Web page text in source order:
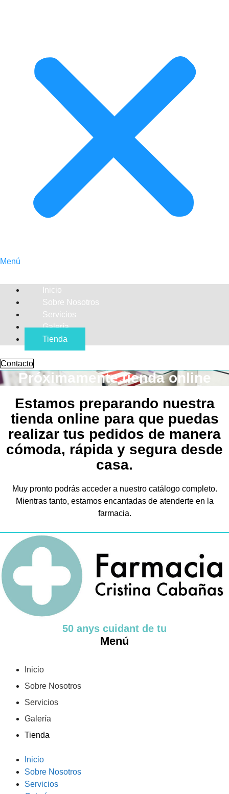
Menú
Inicio
Sobre Nosotros
Servicios
Galería
Tienda
Contacto
Próximamente tienda online
Estamos preparando nuestra
tienda online para que puedas
realizar tus pedidos de manera
cómoda, rápida y segura desde
casa.
Muy pronto podrás acceder a nuestro catálogo completo.
Mientras tanto, estamos encantadas de atenderte en la
farmacia.
50 anys cuidant de tu
Menú
Inicio
Sobre Nosotros
Servicios
Galería
Tienda
Inicio
Sobre Nosotros
Servicios